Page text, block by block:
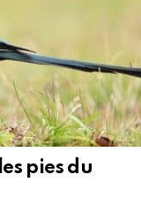
pies du